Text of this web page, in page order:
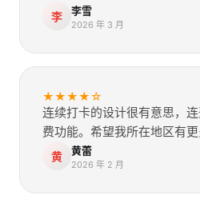
李 李雪
2026 年 3 月
★★★★☆
连续打卡的设计很有意思，
费功能。希望我所在地区有
黄 黄蕾
2026 年 2 月